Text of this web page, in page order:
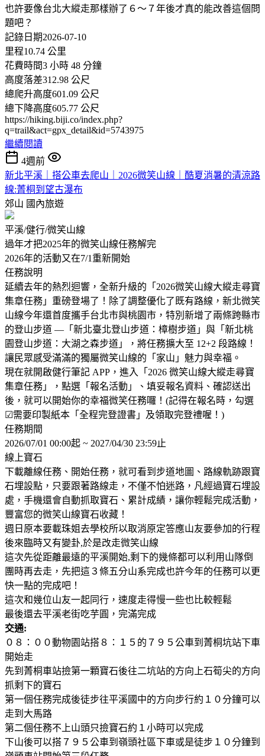
也許要像台北大縱走那樣辦了６～７年後才真的能改善這個問
題吧？
記錄日期2026-07-10
里程10.74 公里
花費時間3 小時 48 分鐘
高度落差312.98 公尺
總爬升高度601.09 公尺
總下降高度605.77 公尺
https://hiking.biji.co/index.php?
q=trail&act=gpx_detail&id=5743975
繼續閱讀
4週前
新北平溪｜搭公車去爬山｜2026微笑山線｜酷夏消暑的清涼路
線:菁桐到望古瀑布
郊山 國內旅遊
平溪/健行/微笑山線
過年才把2025年的微笑山線任務解完
2026年的活動又在7/1重新開始
任務說明
延續去年的熱烈迴響，全新升級的「2026微笑山線大縱走尋寶
集章任務」重磅登場了！除了調整優化了既有路線，新北微笑
山線今年還首度攜手台北市與桃園市，特別新增了兩條跨縣市
的登山步道 —「新北臺北登山步道：樟樹步道」與「新北桃
園登山步道：大湖之森步道」，將任務擴大至 12+2 段路線！
讓民眾感受滿滿的獨屬微笑山線的「家山」魅力與幸福。
現在就開啟健行筆記 APP，進入「2026 微笑山線大縱走尋寶
集章任務」，點選「報名活動」、填妥報名資料、確認送出
後，就可以開始你的幸福微笑任務囉！(記得在報名時，勾選
☑需要印製紙本「全程完登證書」及領取完登禮喔！)
任務期間
2026/07/01 00:00起 ~ 2027/04/30 23:59止
線上寶石
下載離線任務、開始任務，就可看到步道地圖、路線軌跡跟寶
石埋設點，只要跟著路線走，不僅不怕迷路，凡經過寶石埋設
處，手機還會自動抓取寶石、累計成績，讓你輕鬆完成活動，
豐富您的微笑山線寶石收藏！
週日原本要載珠姐去學校所以取消原定答應山友要參加的行程
後來臨時又有變卦,於是改走微笑山線
這次先從距離最遠的平溪開始,剩下的幾條都可以利用山隊倒
團時再去走，先把這３條五分山系完成也許今年的任務可以更
快一點的完成吧！
這次和幾位山友一起同行，速度走得慢一些也比較輕鬆
最後還去平溪老街吃芋圓，完滿完成
交通:
０８：００動物園站搭８：１５的７９５公車到菁桐坑站下車
開始走
先到菁桐車站撿第一顆寶石後往二坑站的方向上石筍尖的方向
抓剩下的寶石
第一個任務完成後徒步往平溪國中的方向步行約１０分鐘可以
走到大馬路
第二個任務不上山頭只撿寶石約１小時可以完成
下山後可以搭７９５公車到嶺頭社區下車或是徒步１０分鐘到